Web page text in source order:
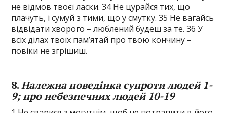
не відмов твоєї ласки. 34 Не цурайся тих, що
плачуть, і сумуй з тими, що у смутку. 35 Не вагайсь
відвідати хворого – люблений будеш за те. 36 У
всіх ділах твоїх пам’ятай про твою кончину –
повіки не згрішиш.
8. Належна поведінка супроти людей 1-
9; про небезпечних людей 10-19